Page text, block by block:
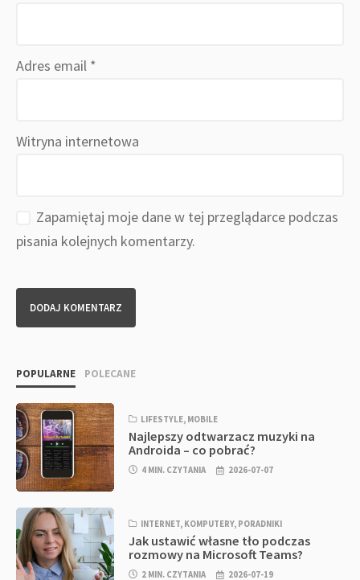
Adres email *
Witryna internetowa
Zapamiętaj moje dane w tej przeglądarce podczas
pisania kolejnych komentarzy.
POPULARNE POLECANE
LIFESTYLE, MOBILE
Najlepszy odtwarzacz muzyki na
Androida – co pobrać?
4 MIN. CZYTANIA 2026-07-07
INTERNET, KOMPUTERY, PORADNIKI
Jak ustawić własne tło podczas
rozmowy na Microsoft Teams?
2 MIN. CZYTANIA 2026-07-19